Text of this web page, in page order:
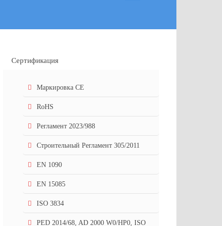
Сертификация
Маркировка СЕ
RoHS
Регламент 2023/988
Строительный Регламент 305/2011
EN 1090
EN 15085
ISO 3834
PED 2014/68, AD 2000 W0/HP0, ISO